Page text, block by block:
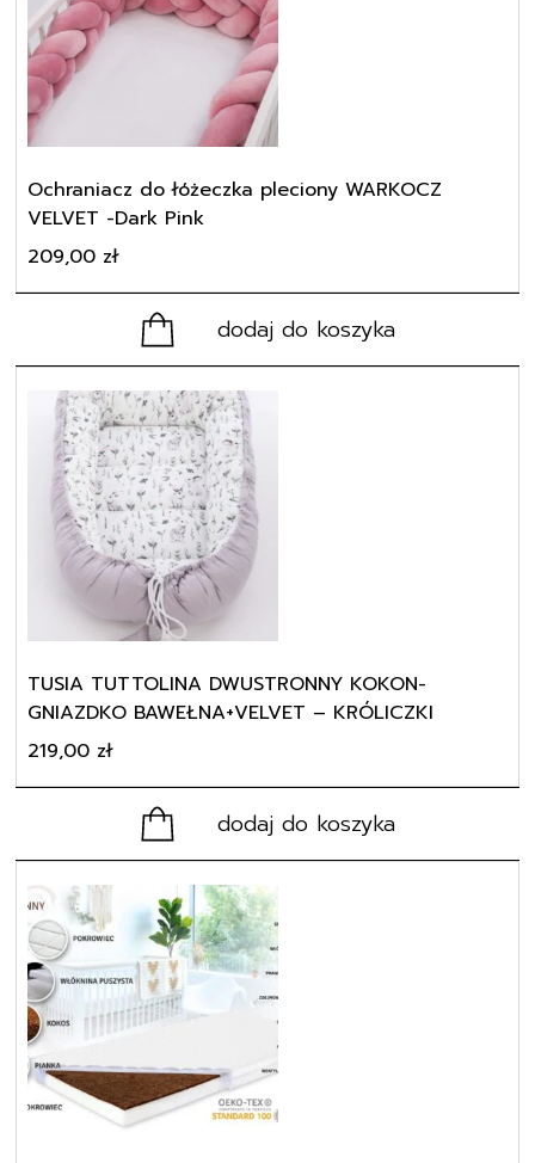
Ochraniacz do łóżeczka pleciony WARKOCZ
VELVET -Dark Pink
209,00 zł
dodaj do koszyka
TUSIA TUTTOLINA DWUSTRONNY KOKON-
GNIAZDKO BAWEŁNA+VELVET – KRÓLICZKI
219,00 zł
dodaj do koszyka